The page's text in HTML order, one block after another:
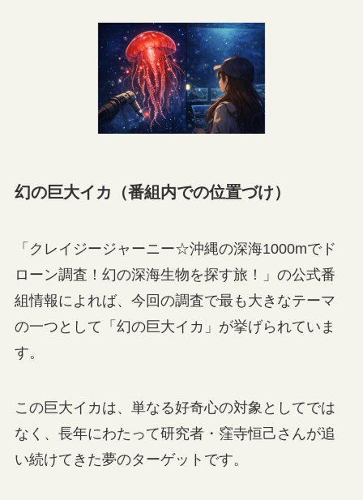
幻の巨大イカ（番組内での位置づけ）
「クレイジージャーニー☆沖縄の深海1000mでド
ローン調査！幻の深海生物を探す旅！」の公式番
組情報によれば、今回の調査で最も大きなテーマ
の一つとして「幻の巨大イカ」が挙げられていま
す。
この巨大イカは、単なる好奇心の対象としてでは
なく、長年にわたって研究者・窪寺恒己さんが追
い続けてきた夢のターゲットです。